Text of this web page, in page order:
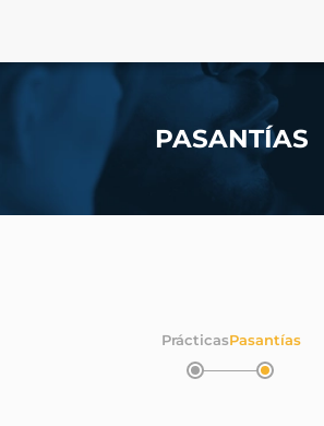
PASANTÍAS
PrácticasPasantías